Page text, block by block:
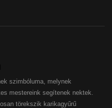
szimbóluma, melynek
mestereink segítenek nektek.
törekszik karikagyűrű